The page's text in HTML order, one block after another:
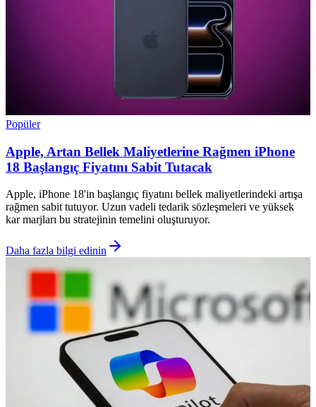
Popüler
Apple, Artan Bellek Maliyetlerine Rağmen iPhone
18 Başlangıç Fiyatını Sabit Tutacak
Apple, iPhone 18'in başlangıç fiyatını bellek maliyetlerindeki artışa
rağmen sabit tutuyor. Uzun vadeli tedarik sözleşmeleri ve yüksek
kar marjları bu stratejinin temelini oluşturuyor.
Daha fazla bilgi edinin